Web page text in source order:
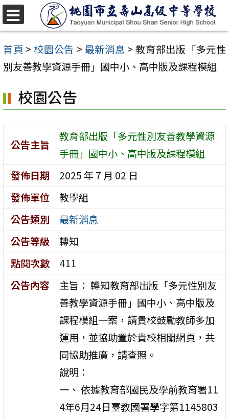
跳
至
主
要
容
區
首頁 > 校園公告 > 最新消息 > 教育部出版「多元性
別友善教學資源手冊」國中小、高中版及課程模組
校園公告
公告主旨
教育部出版「多元性別友善教學資源
手冊」國中小、高中版及課程模組
發佈日期
2025 年 7 月 02 日
發佈單位
教學組
公告類別
最新消息
公告等級
轉知
點閱次數
411
公告內容
主旨： 轉知教育部出版「多元性別友
善教學資源手冊」國中小、高中版及
課程模組一案，請貴校鼓勵教師多加
運用，並協助置於貴校相關網頁，共
同協助推廣，請查照。
說明：
一、 依據教育部國民及學前教育署11
4年6月24日臺教國署學字第1145803
選
單